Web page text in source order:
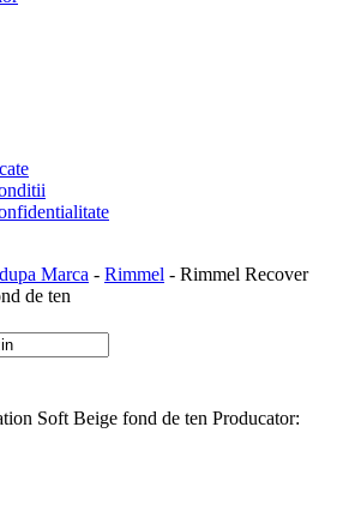
Marca - Rimmel - Rimmel Recover
de ten
Soft Beige fond de ten Producator: